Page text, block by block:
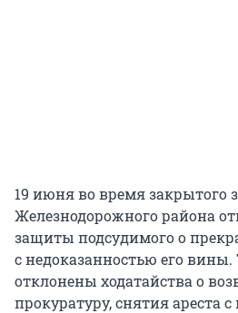
19 июня во время закрытого
Железнодорожного района
защиты подсудимого о
с недоказанностью его
отклонены ходатайства о
прокуратуру, снятия ареста